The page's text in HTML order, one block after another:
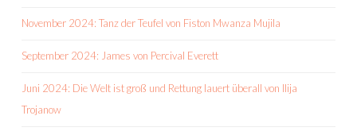
November 2024: Tanz der Teufel von Fiston Mwanza Mujila
September 2024: James von Percival Everett
Juni 2024: Die Welt ist groß und Rettung lauert überall von Ilija
Trojanow